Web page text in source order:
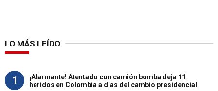
LO MÁS LEÍDO
1
¡Alarmante! Atentado con camión bomba deja 11
heridos en Colombia a días del cambio presidencial